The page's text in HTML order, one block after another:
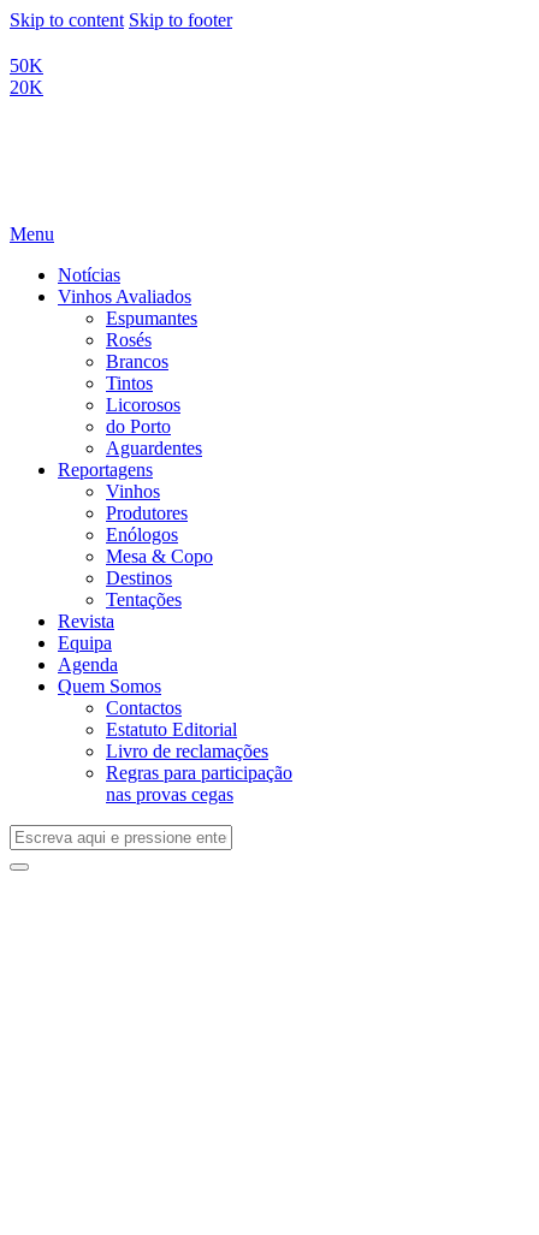
Skip to content Skip to footer
50K
20K
Menu
Notícias
Vinhos Avaliados
Espumantes
Rosés
Brancos
Tintos
Licorosos
do Porto
Aguardentes
Reportagens
Vinhos
Produtores
Enólogos
Mesa & Copo
Destinos
Tentações
Revista
Equipa
Agenda
Quem Somos
Contactos
Estatuto Editorial
Livro de reclamações
Regras para participação
nas provas cegas